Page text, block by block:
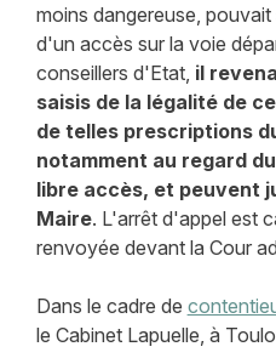
moins dangereuse,
d'un accès sur la voie
conseillers d'Etat, il
saisis de la légalité de
de telles prescriptions
notamment au regard
libre accès, et peuvent
Maire. L'arrêt d'appel est
renvoyée devant la Cour
Dans le cadre de
le Cabinet Lapuelle, à